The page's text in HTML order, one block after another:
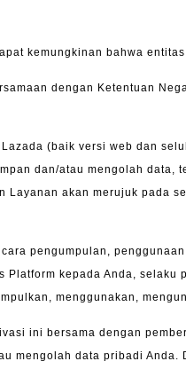
kemungkinan bahwa
dengan Ketentuan
(baik versi web dan
dan/atau mengolah
akan merujuk pada
pengumpulan,
Platform kepada Anda, selaku
menggunakan,
ini bersama dengan
mengolah data pribadi